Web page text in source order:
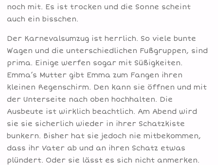
noch mit. Es ist trocken und die Sonne scheint
auch ein bisschen.
Der Karnevalsumzug ist herrlich. So viele bunte
Wagen und die unterschiedlichen Fußgruppen, sind
prima. Einige werfen sogar mit Süßigkeiten.
Emma’s Mutter gibt Emma zum Fangen ihren
kleinen Regenschirm. Den kann sie öffnen und mit
der Unterseite nach oben hochhalten. Die
Ausbeute ist wirklich beachtlich. Am Abend wird
sie sie sicherlich wieder in ihrer Schatzkiste
bunkern. Bisher hat sie jedoch nie mitbekommen,
dass ihr Vater ab und an ihren Schatz etwas
plündert. Oder sie lässt es sich nicht anmerken.